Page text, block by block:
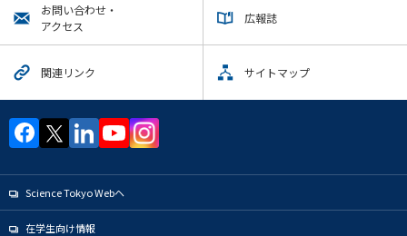
お問い合わせ・
アクセス
広報誌
関連リンク サイトマップ
Science Tokyo Webヘ
在学生向け情報